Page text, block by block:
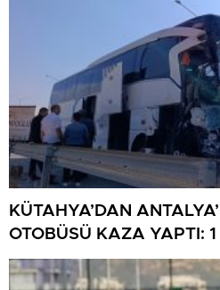
KÜTAHYA’DAN
OTOBÜSÜ KAZA YAPTI: 1